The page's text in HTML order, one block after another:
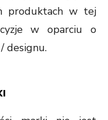
produktach w tej
w oparciu o
designu.